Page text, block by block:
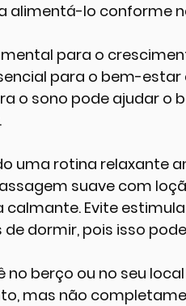
alimentá-lo conforme
para o
para o bem-
o sono pode ajudar o
uma rotina relaxante
suave com
calmante. Evite
dormir, pois isso
no berço ou no seu
mas não